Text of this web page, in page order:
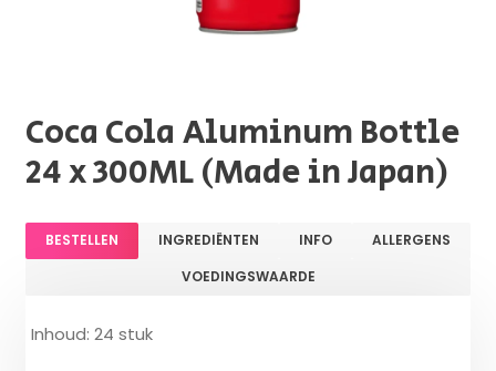
Coca Cola Aluminum Bottle
24 x 300ML (Made in Japan)
BESTELLEN INGREDIËNTEN INFO
ALLERGENS
VOEDINGSWAARDE
Inhoud: 24 stuk